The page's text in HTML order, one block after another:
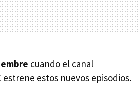
cuando el canal
estrene estos nuevos episodios.